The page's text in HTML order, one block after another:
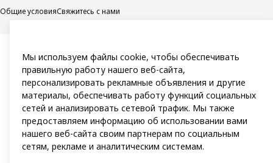
Общие условияСвяжитесь с нами
Мы используем файлы cookie, чтобы обеспечивать
правильную работу нашего веб-сайта,
персонализировать рекламные объявления и другие
материалы, обеспечивать работу функций социальных
сетей и анализировать сетевой трафик. Мы также
предоставляем информацию об использовании вами
нашего веб-сайта своим партнерам по социальным
сетям, рекламе и аналитическим системам.